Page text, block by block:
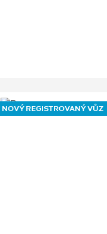
NOVÝ REGISTROVANÝ VŮZ